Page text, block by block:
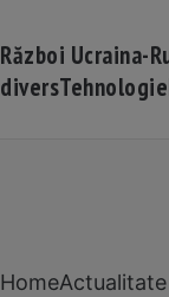
Război Ucraina-
diversTehnologie
HomeActualitate